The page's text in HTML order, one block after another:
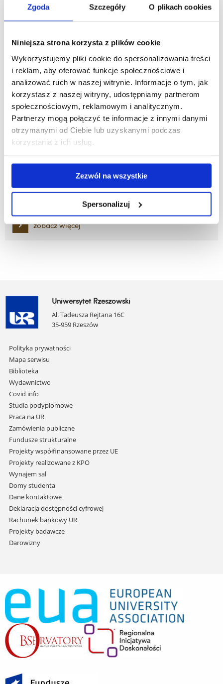
Zgoda Szczegóły O plikach cookies
Niniejsza strona korzysta z plików cookie
Wykorzystujemy pliki cookie do spersonalizowania treści
i reklam, aby oferować funkcje społecznościowe i
analizować ruch w naszej witrynie. Informacje o tym, jak
korzystasz z naszej witryny, udostępniamy partnerom
społecznościowym, reklamowym i analitycznym.
Partnerzy mogą połączyć te informacje z innymi danymi
otrzymanymi od Ciebie lub uzyskanymi podczas
korzystania z ich usług.
Zezwól na wszystkie
Spersonalizuj
zobacz więcej
Zdrowie Publiczne
Physiotherapy, Programme in English
zobacz więcej
Uniwersytet Rzeszowski
Al. Tadeusza Rejtana 16C
35-959 Rzeszów
Pomiń
nawigację
i
przejdź
do
treści
Polityka prywatności
Mapa serwisu
Biblioteka
Wydawnictwo
Covid info
Studia podyplomowe
Praca na UR
Zamówienia publiczne
Fundusze strukturalne
Projekty współfinansowane przez UE
Projekty realizowane z KPO
Wynajem sal
Domy studenta
Dane kontaktowe
Deklaracja dostępności cyfrowej
Rachunek bankowy UR
Projekty badawcze
Darowizny